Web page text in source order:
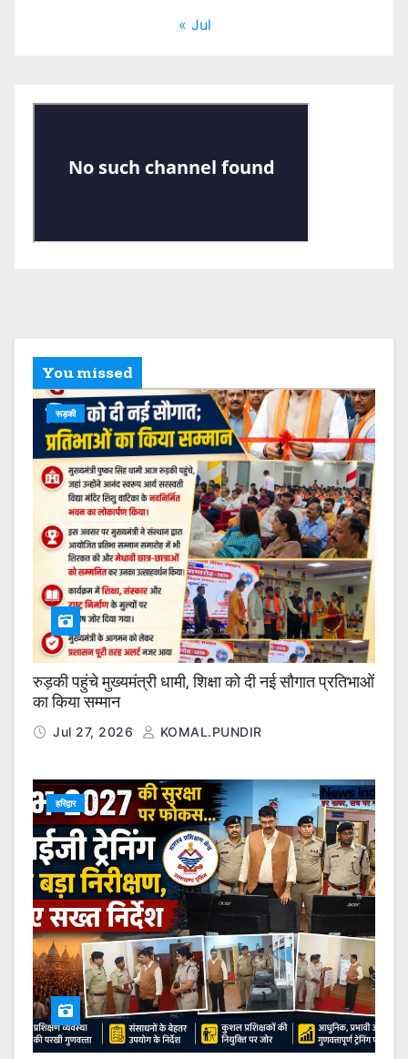
« Jul
You missed
रूड़की
रुड़की पहुंचे मुख्यमंत्री धामी, शिक्षा को दी नई सौगात प्रतिभाओं
का किया सम्मान
Jul 27, 2026 KOMAL.PUNDIR
हरिद्वार